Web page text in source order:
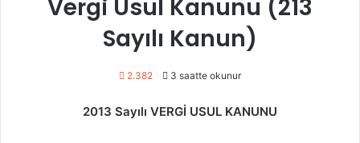
Vergi Usul Kanunu (213
Sayılı Kanun)
2.382 3 saatte okunur
2013 Sayılı VERGİ USUL KANUNU